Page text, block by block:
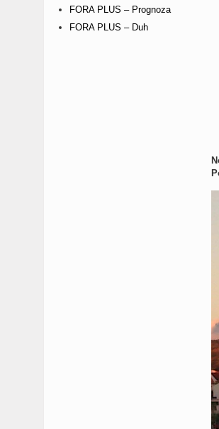
FORA PLUS – Prognoza
FORA PLUS – Duh